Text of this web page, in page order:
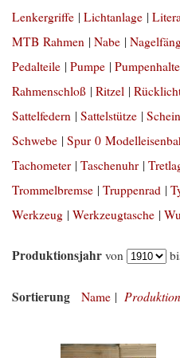
Lenkergriffe |Lichtanlage |
MTB Rahmen |Nabe |
Pedalteile |Pumpe |
Rahmenschloß |Ritzel |
Sattelfedern |Sattelstütze |
Schwebe |Spur 0
Tachometer |Taschenuhr |
Trommelbremse |Truppenrad |
Werkzeug |Werkzeugtasche |
Produktionsjahr von
Sortierung Name |